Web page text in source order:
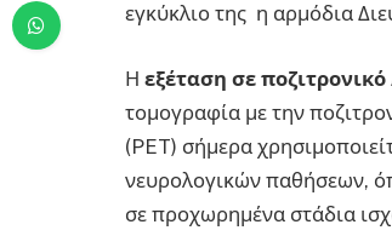
εγκύκλιο της η αρμόδια
Η εξέταση σε
τομογραφία με την
(PET) σήμερα
νευρολογικών παθήσεων,
σε προχωρημένα στάδια